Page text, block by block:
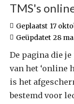
TMS's
Geplaatst 17
Geüpdatet 28
De pagina die
van het ‘online
is het
bestemd voor